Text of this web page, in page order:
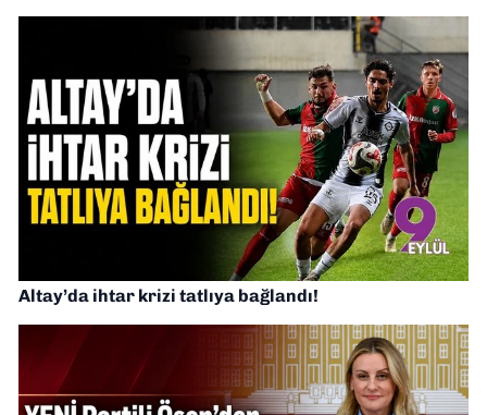
Altay’da ihtar krizi tatlıya bağlandı!